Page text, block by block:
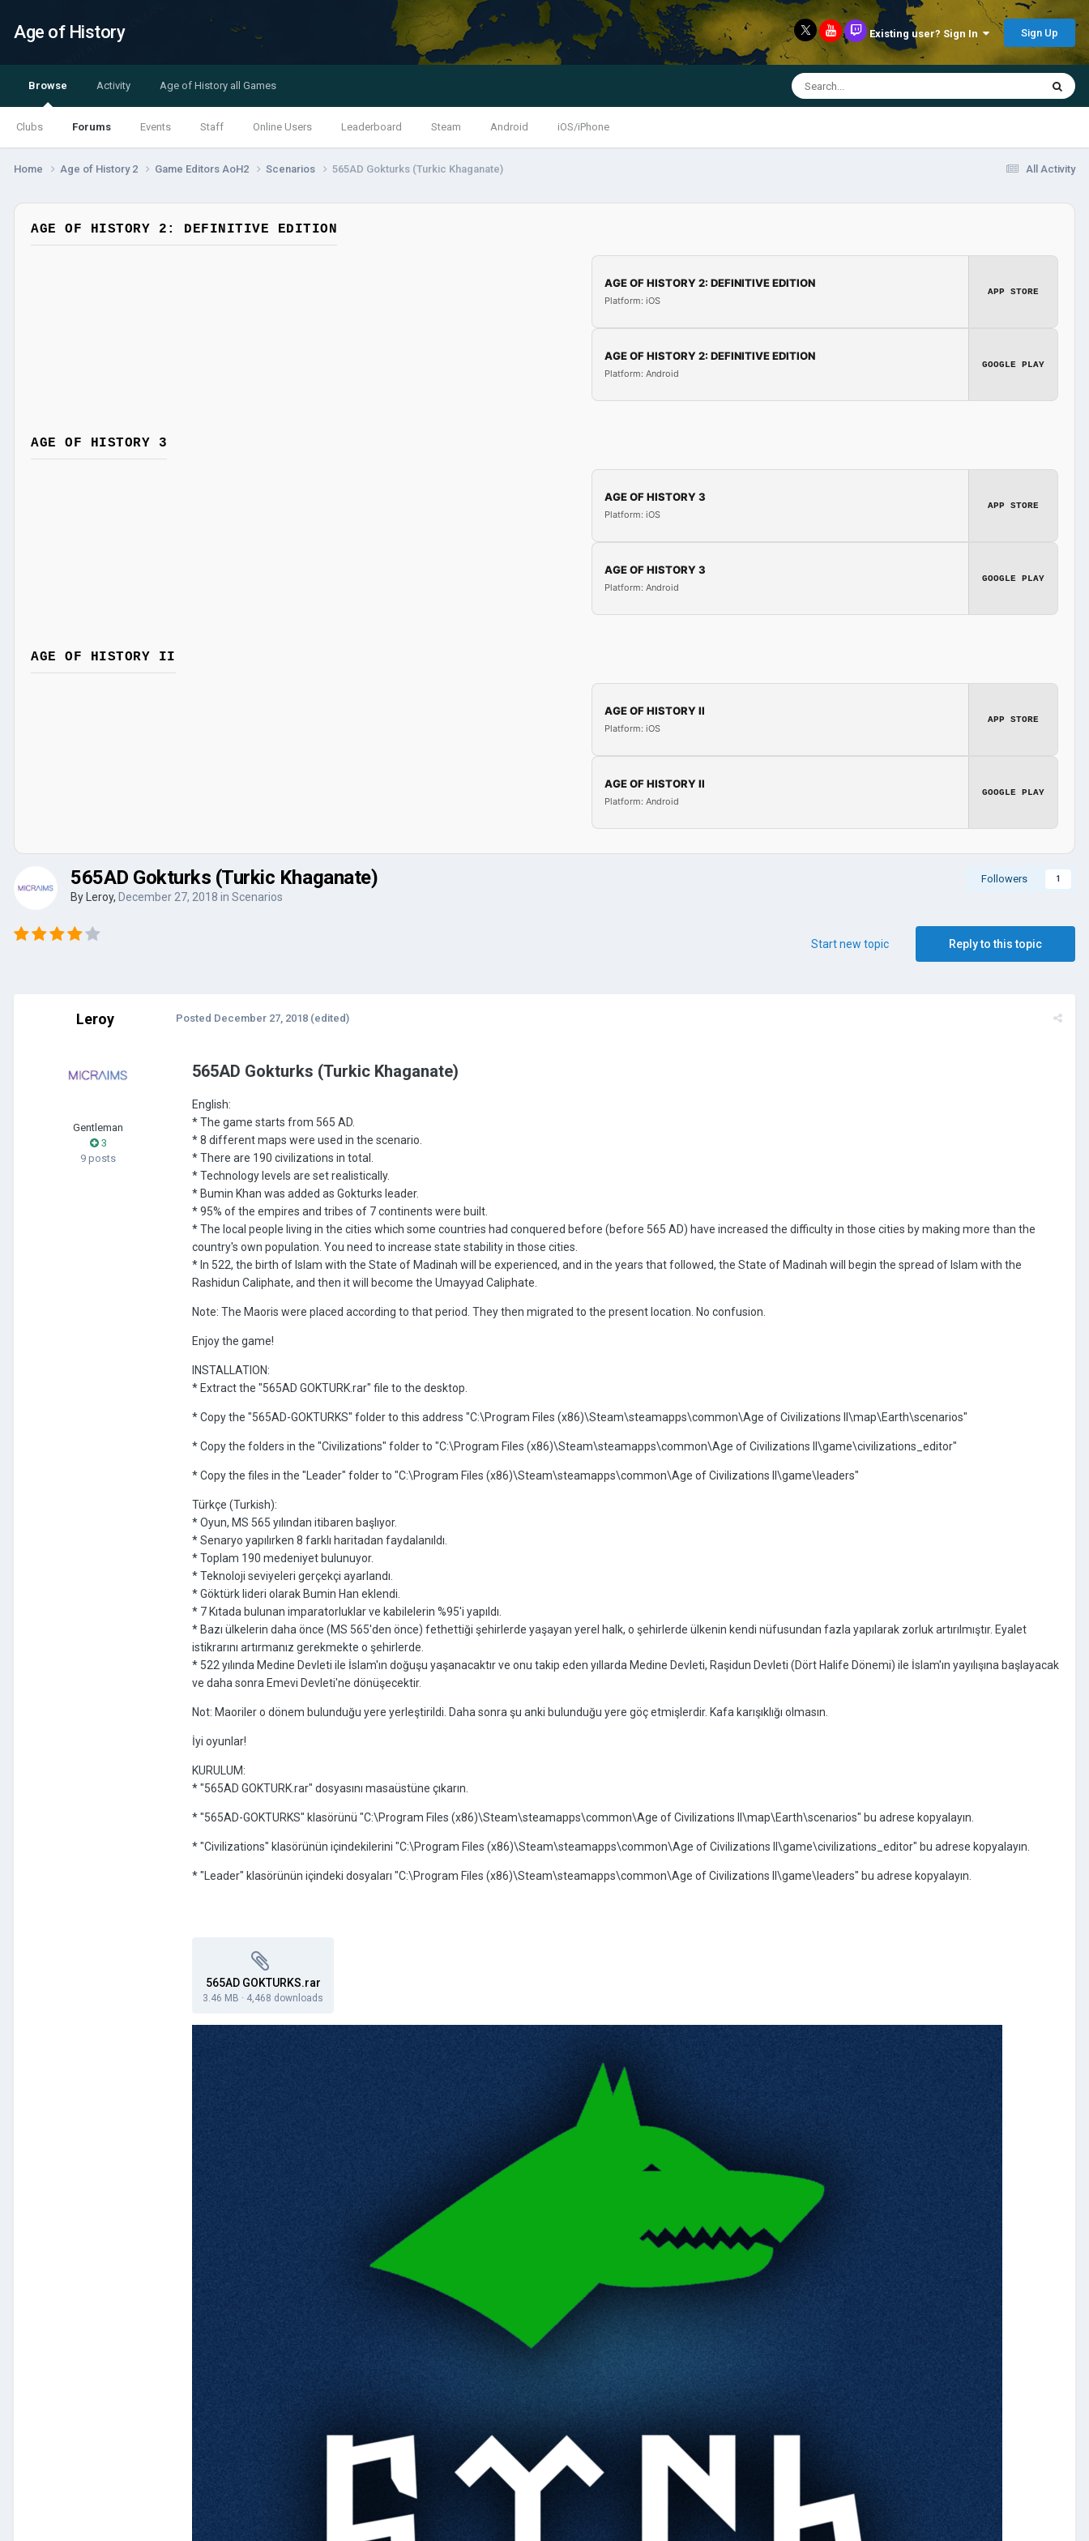
Age of History Existing user? Sign In Sign Up
Browse
Clubs Forums Events Staff Online Users Leaderboard Steam Android iOS/iPhone
Activity Age of History all Games
All Activity
Home Age of History 2 Game Editors AoH2 Scenarios 565AD Gokturks (Turkic Khaganate)
AGE OF HISTORY 2: DEFINITIVE EDITION
AGE OF HISTORY 2: DEFINITIVE EDITION
Platform: iOS
APP STORE
AGE OF HISTORY 2: DEFINITIVE EDITION
Platform: Android
GOOGLE PLAY
AGE OF HISTORY 3
AGE OF HISTORY 3
Platform: iOS
APP STORE
AGE OF HISTORY 3
Platform: Android
GOOGLE PLAY
AGE OF HISTORY II
AGE OF HISTORY II
Platform: iOS
APP STORE
AGE OF HISTORY II
Platform: Android
GOOGLE PLAY
Followers 1
565AD Gokturks (Turkic Khaganate)
By Leroy, December 27, 2018 in Scenarios
Reply to this topic
Start new topic
Leroy
Gentleman
3
9 posts
Posted December 27, 2018 (edited)
565AD Gokturks (Turkic Khaganate)
English:
* The game starts from 565 AD.
* 8 different maps were used in the scenario.
* There are 190 civilizations in total.
* Technology levels are set realistically.
* Bumin Khan was added as Gokturks leader.
* 95% of the empires and tribes of 7 continents were built.
* The local people living in the cities which some countries had conquered before (before 565 AD) have increased the difficulty in those cities by making more than the
country's own population. You need to increase state stability in those cities.
* In 522, the birth of Islam with the State of Madinah will be experienced, and in the years that followed, the State of Madinah will begin the spread of Islam with the
Rashidun Caliphate, and then it will become the Umayyad Caliphate.
Note: The Maoris were placed according to that period. They then migrated to the present location. No confusion.
Enjoy the game!
INSTALLATION:
* Extract the "565AD GOKTURK.rar" file to the desktop.
* Copy the "565AD-GOKTURKS" folder to this address "C:\Program Files (x86)\Steam\steamapps\common\Age of Civilizations II\map\Earth\scenarios"
* Copy the folders in the "Civilizations" folder to "C:\Program Files (x86)\Steam\steamapps\common\Age of Civilizations II\game\civilizations_editor"
* Copy the files in the "Leader" folder to "C:\Program Files (x86)\Steam\steamapps\common\Age of Civilizations II\game\leaders"
Türkçe (Turkish):
* Oyun, MS 565 yılından itibaren başlıyor.
* Senaryo yapılırken 8 farklı haritadan faydalanıldı.
* Toplam 190 medeniyet bulunuyor.
* Teknoloji seviyeleri gerçekçi ayarlandı.
* Göktürk lideri olarak Bumin Han eklendi.
* 7 Kıtada bulunan imparatorluklar ve kabilelerin %95'i yapıldı.
* Bazı ülkelerin daha önce (MS 565'den önce) fethettiği şehirlerde yaşayan yerel halk, o şehirlerde ülkenin kendi nüfusundan fazla yapılarak zorluk artırılmıştır. Eyalet
istikrarını artırmanız gerekmekte o şehirlerde.
* 522 yılında Medine Devleti ile İslam'ın doğuşu yaşanacaktır ve onu takip eden yıllarda Medine Devleti, Raşidun Devleti (Dört Halife Dönemi) ile İslam'ın yayılışına başlayacak
ve daha sonra Emevi Devleti'ne dönüşecektir.
Not: Maoriler o dönem bulunduğu yere yerleştirildi. Daha sonra şu anki bulunduğu yere göç etmişlerdir. Kafa karışıklığı olmasın.
İyi oyunlar!
KURULUM:
* "565AD GOKTURK.rar" dosyasını masaüstüne çıkarın.
* "565AD-GOKTURKS" klasörünü "C:\Program Files (x86)\Steam\steamapps\common\Age of Civilizations II\map\Earth\scenarios" bu adrese kopyalayın.
* "Civilizations" klasörünün içindekilerini "C:\Program Files (x86)\Steam\steamapps\common\Age of Civilizations II\game\civilizations_editor" bu adrese kopyalayın.
* "Leader" klasörünün içindeki dosyaları "C:\Program Files (x86)\Steam\steamapps\common\Age of Civilizations II\game\leaders" bu adrese kopyalayın.
565AD GOKTURKS.rar
3.46 MB · 4,468 downloads